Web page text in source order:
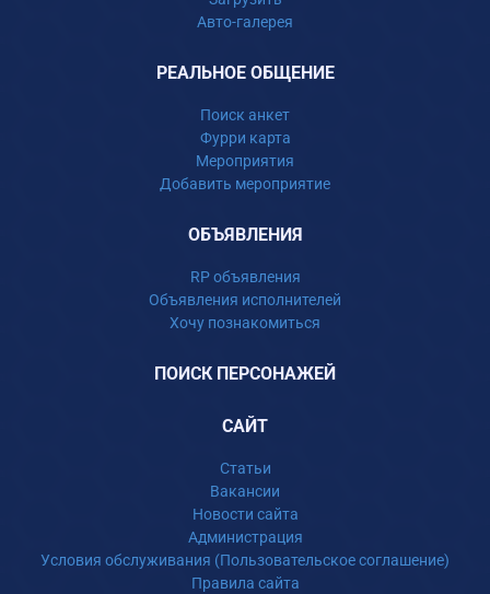
Авто-галерея
РЕАЛЬНОЕ ОБЩЕНИЕ
Поиск анкет
Фурри карта
Мероприятия
Добавить мероприятие
ОБЪЯВЛЕНИЯ
RP объявления
Объявления исполнителей
Хочу познакомиться
ПОИСК ПЕРСОНАЖЕЙ
САЙТ
Статьи
Вакансии
Новости сайта
Администрация
Условия обслуживания (Пользовательское соглашение)
Правила сайта